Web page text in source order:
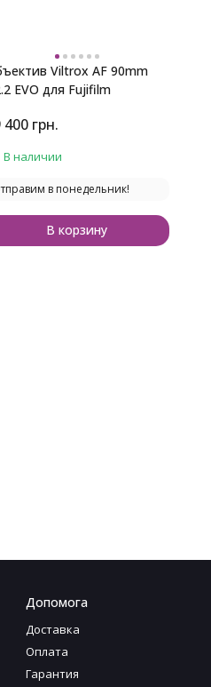
Viltrox AF 90mm
EVO для Fujifilm
400 грн.
В наличии
в понедельник!
В корзину
Допомога
Доставка
Оплата
Гарантия